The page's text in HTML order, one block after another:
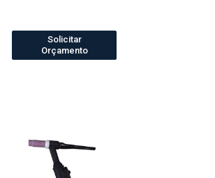
Solicitar
Orçamento